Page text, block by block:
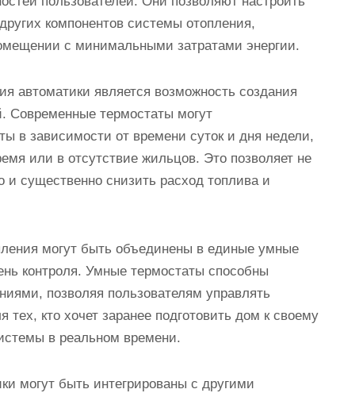
компонентов системы отопления,
с минимальными затратами энергии.
является возможность создания
Современные термостаты могут
в зависимости от времени суток и дня недели,
или в отсутствие жильцов. Это позволяет не
существенно снизить расход топлива и
могут быть объединены в единые умные
контроля. Умные термостаты способны
позволяя пользователям управлять
кто хочет заранее подготовить дом к своему
в реальном времени.
могут быть интегрированы с другими